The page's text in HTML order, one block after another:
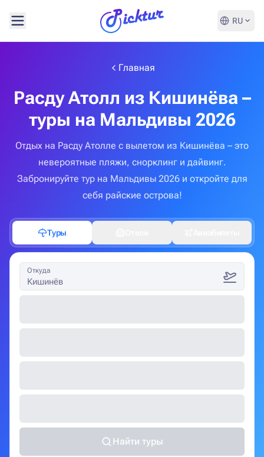
RU
Главная
Расду Атолл из Кишинёва –
туры на Мальдивы 2026
Отдых на Расду Атолле с вылетом из Кишинёва – это
невероятные пляжи, снорклинг и дайвинг.
Забронируйте тур на Мальдивы 2026 и откройте для
себя райские острова!
Туры
Откуда
Кишинёв
Найти туры